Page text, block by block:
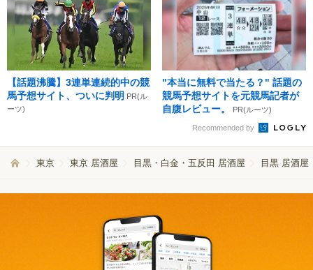
【話題沸騰】3連単連続的中の競
馬予想サイト、ついに判明 PR(ル
ーツ)
"本当に無料で当たる？" 話題の
競馬予想サイトを元競馬記者が
自腹レビュー。
PR(ルーツ)
Recommended by
東京 東京 居酒屋 目黒・白金・五反田 居酒屋 目黒 居酒屋